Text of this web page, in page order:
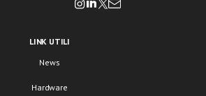
LINK UTILI
News
Hardware